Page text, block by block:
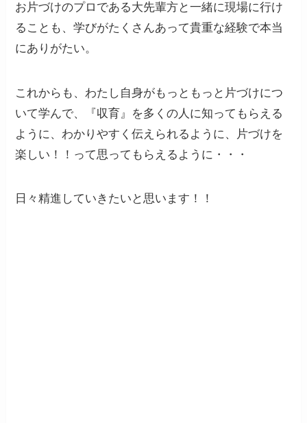
お片づけのプロである大先輩方と一緒に現場に行け
ることも、学びがたくさんあって貴重な経験で本当
にありがたい。
これからも、わたし自身がもっともっと片づけにつ
いて学んで、『収育』を多くの人に知ってもらえる
ように、わかりやすく伝えられるように、片づけを
楽しい！！って思ってもらえるように・・・
日々精進していきたいと思います！！